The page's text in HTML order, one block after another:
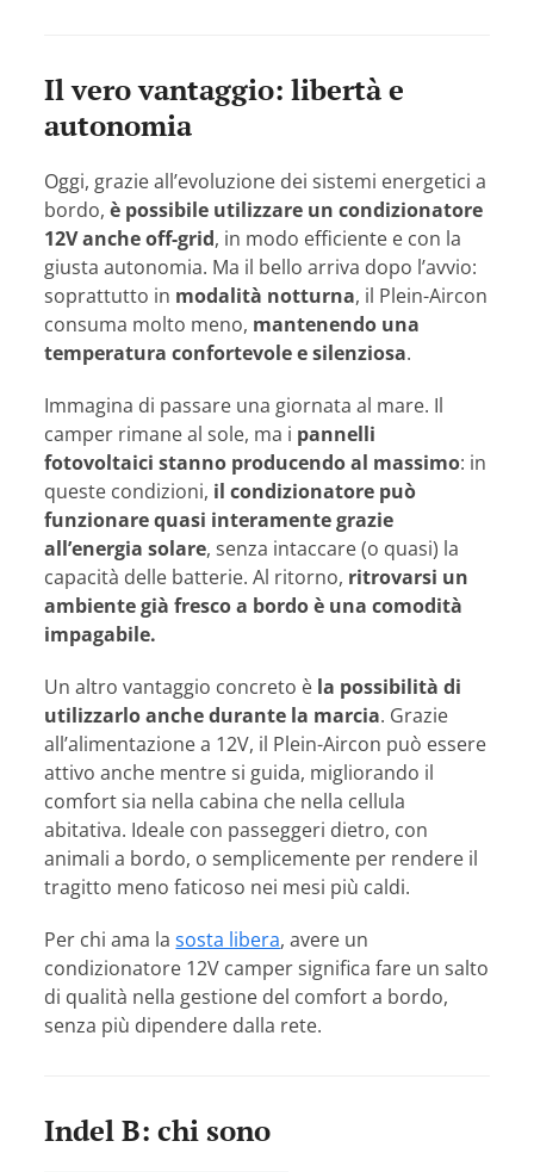
Il vero vantaggio: libertà e
autonomia
Oggi, grazie all’evoluzione dei sistemi energetici a
bordo,è possibile utilizzare un condizionatore
12V anche off-grid, in modo efficiente e con la
giusta autonomia. Ma il bello arriva dopo l’avvio:
soprattutto in modalità notturna, il Plein-Aircon
consuma molto meno, mantenendo una
temperatura confortevole e silenziosa.
Immagina di passare una giornata al mare. Il
camper rimane al sole, ma i pannelli
fotovoltaici stanno producendo al massimo: in
queste condizioni, il condizionatore può
funzionare quasi interamente grazie
all’energia solare, senza intaccare (o quasi) la
capacità delle batterie. Al ritorno, ritrovarsi un
ambiente già fresco a bordo è una comodità
impagabile.
Un altro vantaggio concreto è la possibilità di
utilizzarlo anche durante la marcia. Grazie
all’alimentazione a 12V, il Plein-Aircon può essere
attivo anche mentre si guida, migliorando il
comfort sia nella cabina che nella cellula
abitativa. Ideale con passeggeri dietro, con
animali a bordo, o semplicemente per rendere il
tragitto meno faticoso nei mesi più caldi.
Per chi ama lasosta libera, avere un
condizionatore 12V camper significa fare un salto
di qualità nella gestione del comfort a bordo,
senza più dipendere dalla rete.
Indel B: chi sono